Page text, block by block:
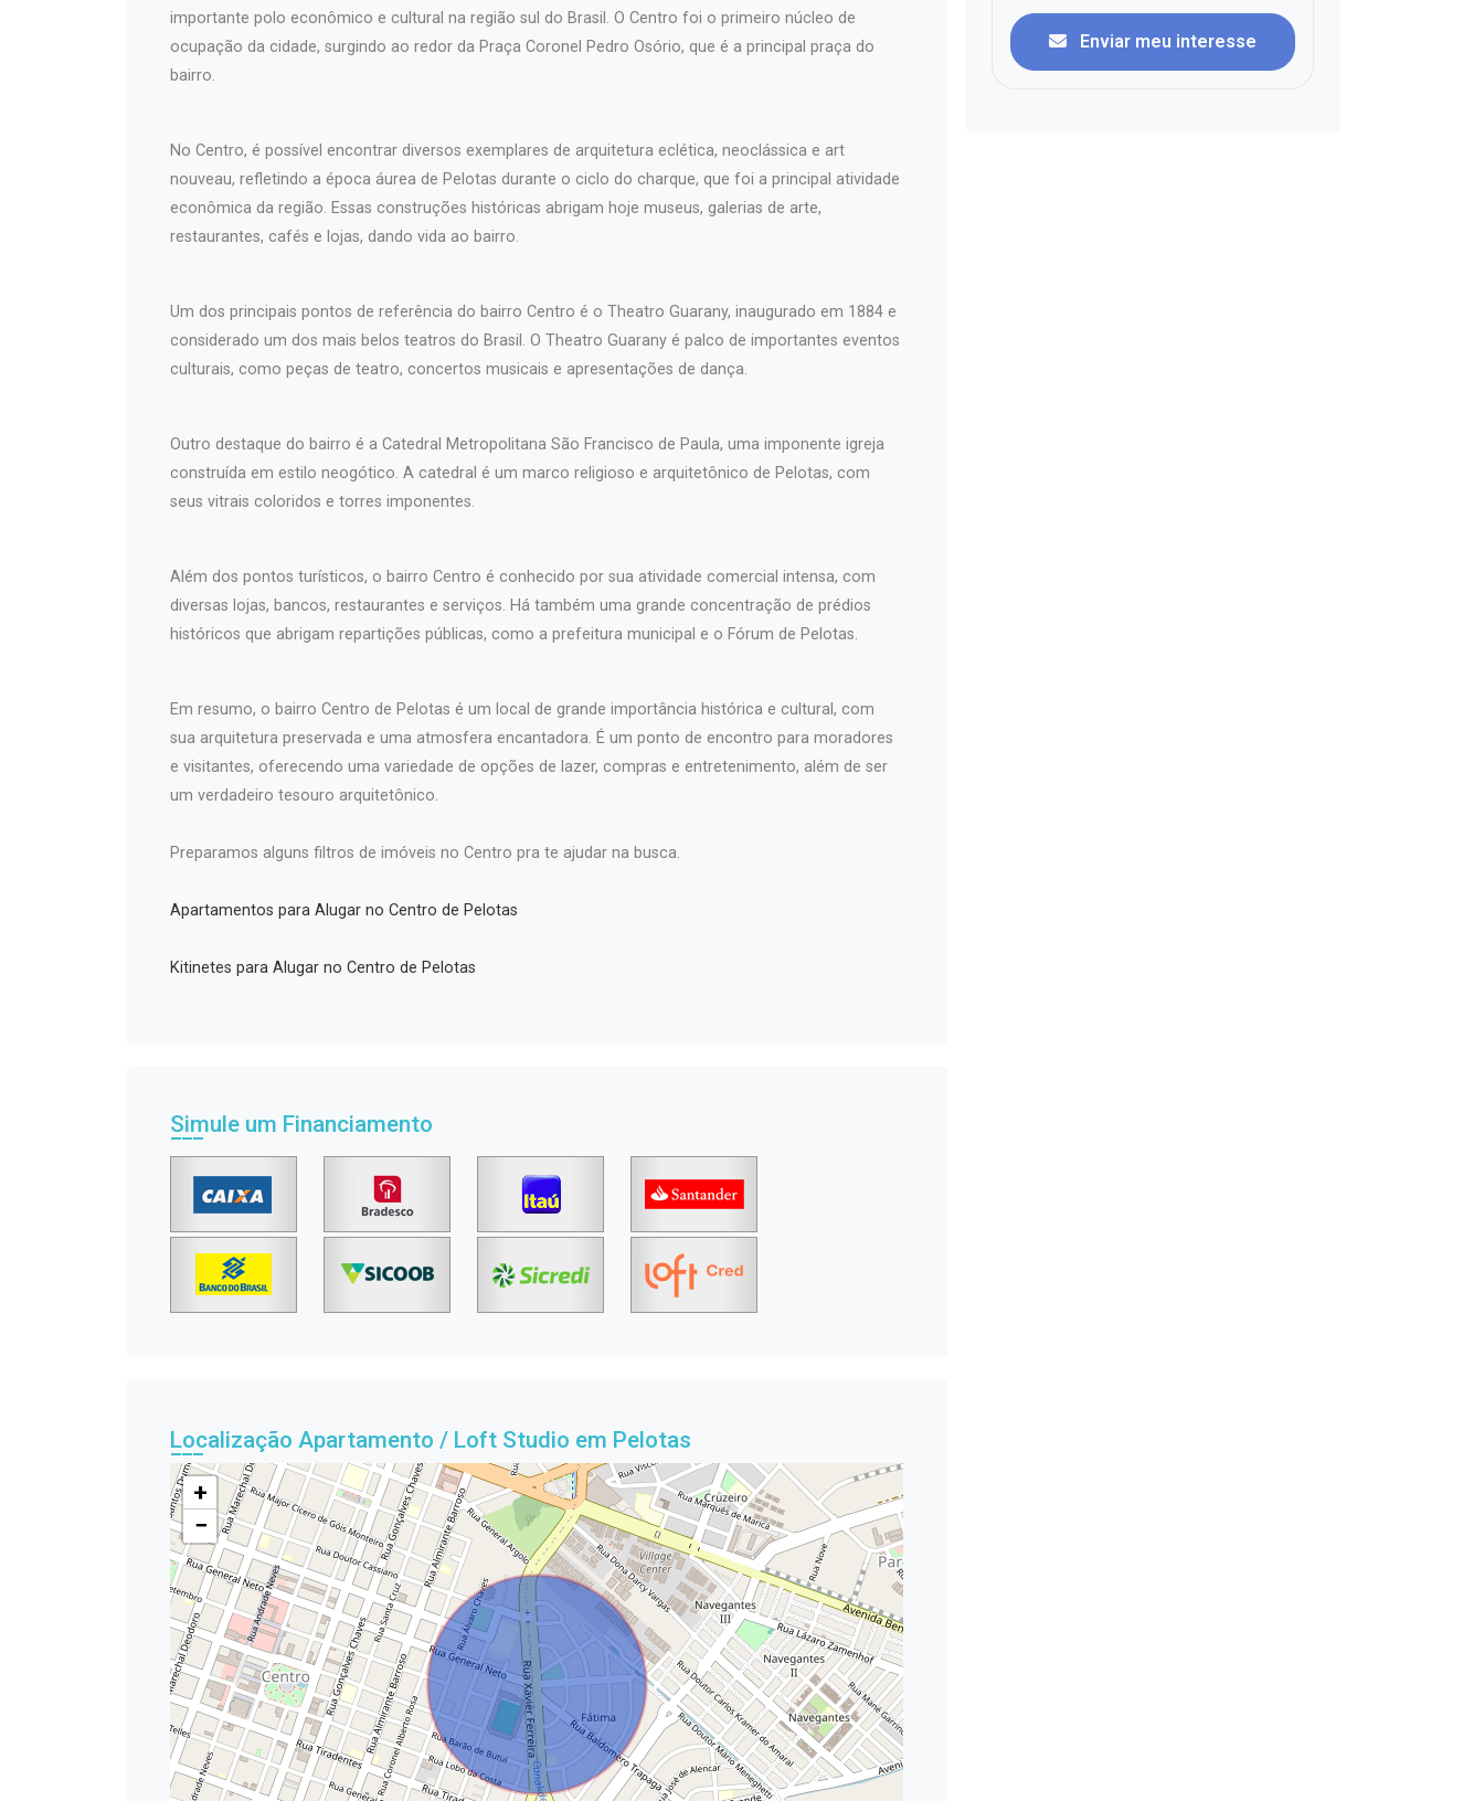
importante polo econômico e cultural na região sul do Brasil. O Centro foi o primeiro núcleo de
ocupação da cidade, surgindo ao redor da Praça Coronel Pedro Osório, que é a principal praça do
bairro.
No Centro, é possível encontrar diversos exemplares de arquitetura eclética, neoclássica e art
nouveau, refletindo a época áurea de Pelotas durante o ciclo do charque, que foi a principal atividade
econômica da região. Essas construções históricas abrigam hoje museus, galerias de arte,
restaurantes, cafés e lojas, dando vida ao bairro.
Um dos principais pontos de referência do bairro Centro é o Theatro Guarany, inaugurado em 1884 e
considerado um dos mais belos teatros do Brasil. O Theatro Guarany é palco de importantes eventos
culturais, como peças de teatro, concertos musicais e apresentações de dança.
Outro destaque do bairro é a Catedral Metropolitana São Francisco de Paula, uma imponente igreja
construída em estilo neogótico. A catedral é um marco religioso e arquitetônico de Pelotas, com
seus vitrais coloridos e torres imponentes.
Além dos pontos turísticos, o bairro Centro é conhecido por sua atividade comercial intensa, com
diversas lojas, bancos, restaurantes e serviços. Há também uma grande concentração de prédios
históricos que abrigam repartições públicas, como a prefeitura municipal e o Fórum de Pelotas.
Em resumo, o bairro Centro de Pelotas é um local de grande importância histórica e cultural, com
sua arquitetura preservada e uma atmosfera encantadora. É um ponto de encontro para moradores
e visitantes, oferecendo uma variedade de opções de lazer, compras e entretenimento, além de ser
um verdadeiro tesouro arquitetônico.
Preparamos alguns filtros de imóveis no Centro pra te ajudar na busca.
Apartamentos para Alugar no Centro de Pelotas
Kitinetes para Alugar no Centro de Pelotas
Simule um Financiamento
Localização Apartamento / Loft Studio em Pelotas
+
−
Enviar meu interesse